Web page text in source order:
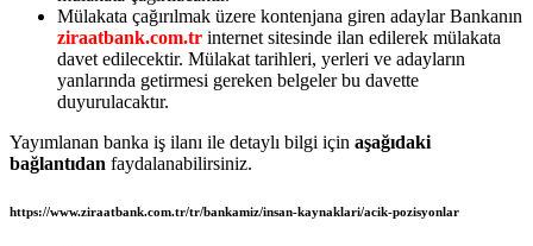
Mülakata çağırılmak üzere kontenjana giren adaylar Bankanın
ziraatbank.com.tr internet sitesinde ilan edilerek mülakata
davet edilecektir. Mülakat tarihleri, yerleri ve adayların
yanlarında getirmesi gereken belgeler bu davette
duyurulacaktır.
Yayımlanan banka iş ilanı ile detaylı bilgi için aşağıdaki
bağlantıdan faydalanabilirsiniz.
https://www.ziraatbank.com.tr/tr/bankamiz/insan-kaynaklari/acik-pozisyonlar